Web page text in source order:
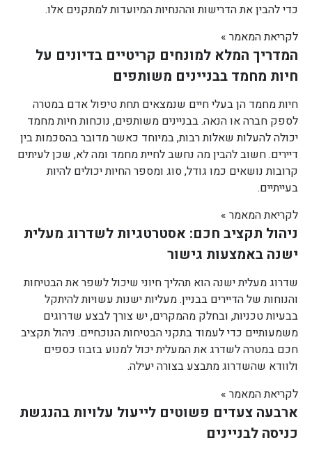
כדי להבין את הדרישות וההנחיות המיועדות למתקנים אלו.
לקריאת המאמר »
המדריך המלא למונחים קריטיים בדיונים על
חיות מחמד בבניינים משותפים
חיות מחמד הן בעלי חיים שנמצאים תחת טיפול אדם במטרה
לספק חברה או הנאה. בבניינים משותפים, נוכחות חיות מחמד
יכולה להעלות שאלות רבות, במיוחד כאשר מדובר בהסכמות בין
דיירים. חשוב להבין מה נחשב לחיית מחמד ומה לא, שכן לעיתים
קרובות נושאים כמו גודל, סוג ומספר החיות יכולים להיות
בעייתיים.
לקריאת המאמר »
ניהול תקציב חכם: אסטרטגיות לשדרוג מעלית
ישנה באמצעות גישור
שדרוג מעלית ישנה הוא תהליך חיוני שיכול לשפר את הבטיחות
והנוחות של הדיירים בבניין. מעליות ישנות עשויות להיתקל
בבעיות טכניות, ובחלק מהמקרים, יש צורך לבצע שדרוגים
משמעותיים כדי לעמוד בתקני הבטיחות הנוכחיים. ניהול תקציב
חכם במטרה לשדרג את המעלית יכול למנוע בזבוז כספים
ולוודא שהשדרוג מתבצע בצורה יעילה.
לקריאת המאמר »
ארבעה צעדים פשוטים לייעול עלויות בהנגשת
כניסה לבניינים